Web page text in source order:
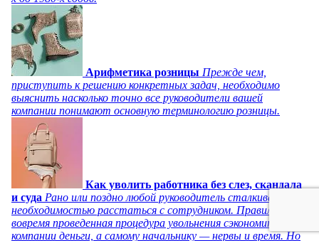
Арифметика розницы Прежде чем,
приступить к решению конкретных задач, необходимо
выяснить насколько точно все руководители вашей
компании понимают основную терминологию розницы.
Как уволить работника без слез, скандала
и суда Рано или поздно любой руководитель сталкивается с
необходимостью расстаться с сотрудником. Правильно и
вовремя проведенная процедура увольнения сэкономит
компании деньги, а самому начальнику — нервы и время. Но